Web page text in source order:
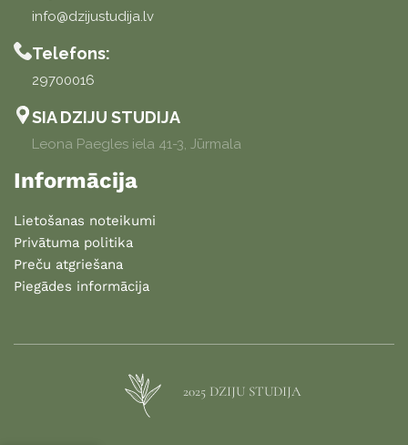
info@dzijustudija.lv
Telefons:
29700016
SIA DZIJU STUDIJA
Leona Paegles iela 41-3, Jūrmala
Informācija
Lietošanas noteikumi
Privātuma politika
Preču atgriešana
Piegādes informācija
2025 DZIJU STUDIJA